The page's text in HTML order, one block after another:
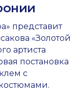
представит
«Золотой
артиста
постановка
с